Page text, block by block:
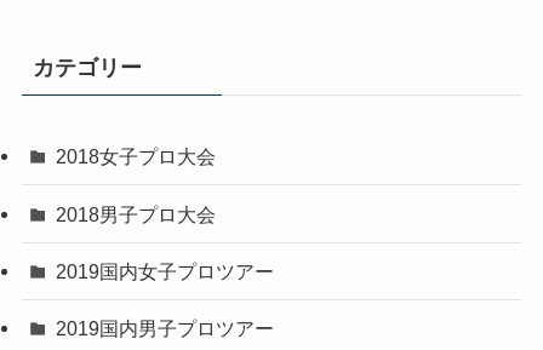
カテゴリー
2018女子プロ大会
2018男子プロ大会
2019国内女子プロツアー
2019国内男子プロツアー